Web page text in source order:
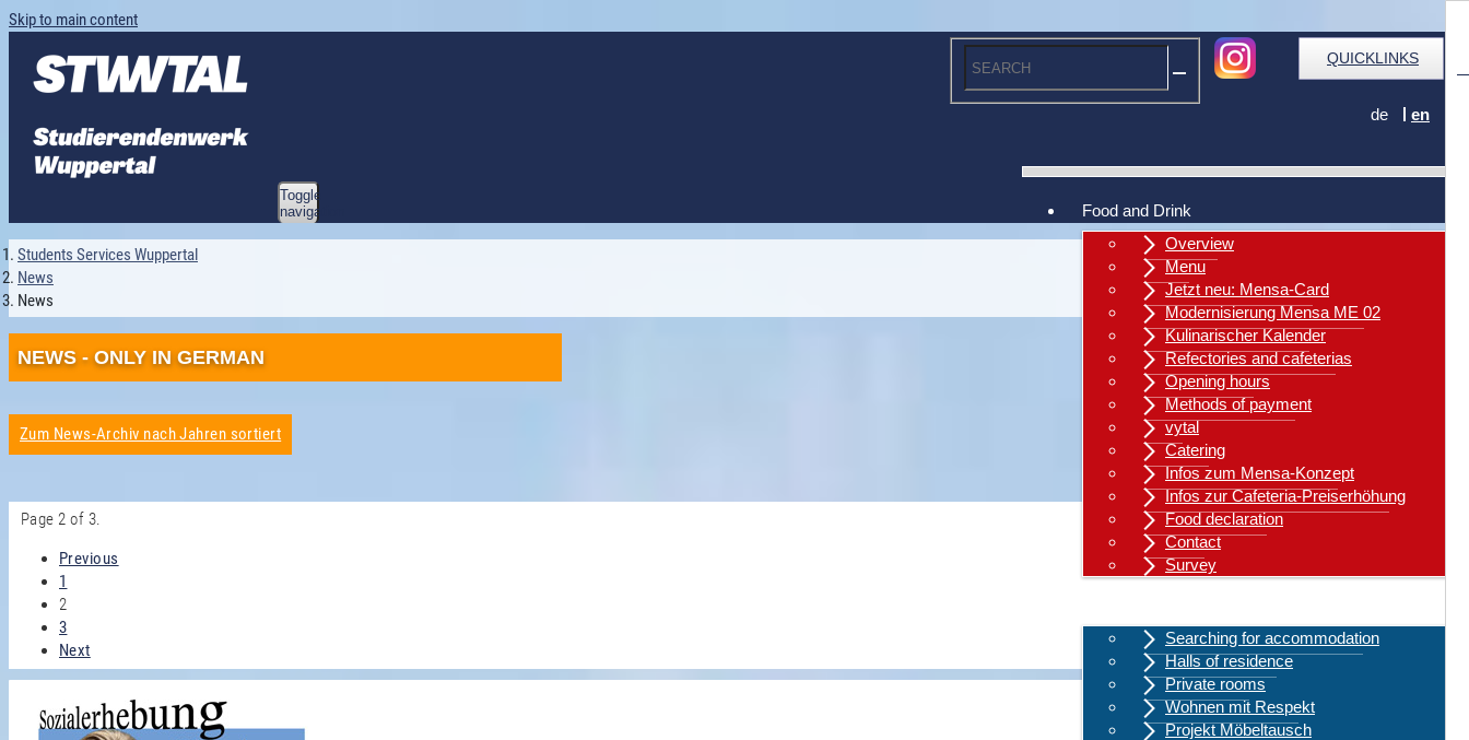
Skip to main content
Toggle
navigation
Food and Drink
Overview
Menu
Jetzt neu: Mensa-Card
Modernisierung Mensa ME 02
Kulinarischer Kalender
Refectories and cafeterias
Opening hours
Methods of payment
vytal
Catering
Infos zum Mensa-Konzept
Infos zur Cafeteria-Preiserhöhung
Food declaration
Contact
Survey
Searching for accommodation
Halls of residence
Private rooms
Wohnen mit Respekt
Projekt Möbeltausch
QUICKLINKS
de en
Students Services Wuppertal
News
News
NEWS - ONLY IN GERMAN
Zum News-Archiv nach Jahren sortiert
Page 2 of 3.
Previous
1
2
3
Next